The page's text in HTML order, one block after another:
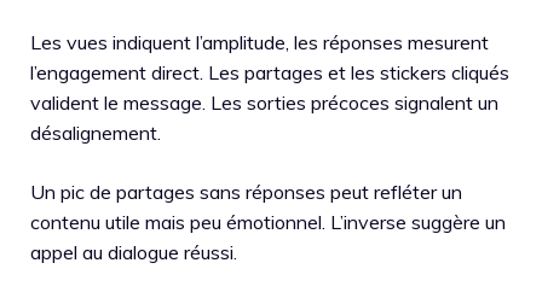
Les vues indiquent l’amplitude, les réponses mesurent
l’engagement direct. Les partages et les stickers cliqués
valident le message. Les sorties précoces signalent un
désalignement.
Un pic de partages sans réponses peut refléter un
contenu utile mais peu émotionnel. L’inverse suggère un
appel au dialogue réussi.